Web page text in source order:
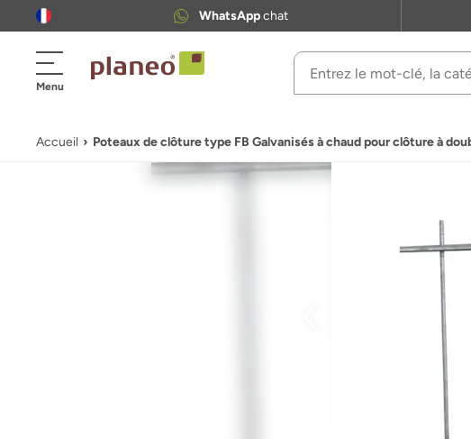
WhatsAppchat
Menu
Accueil Poteaux de clôture type FB Galvanisés à chaud pour clôture à